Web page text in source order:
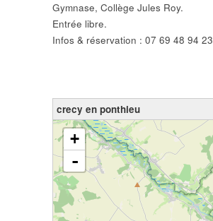
Gymnase, Collège Jules Roy.
Entrée libre.
Infos & réservation : 07 69 48 94 23
crecy en ponthieu
chargement de la carte - veuillez patienter...
+
-